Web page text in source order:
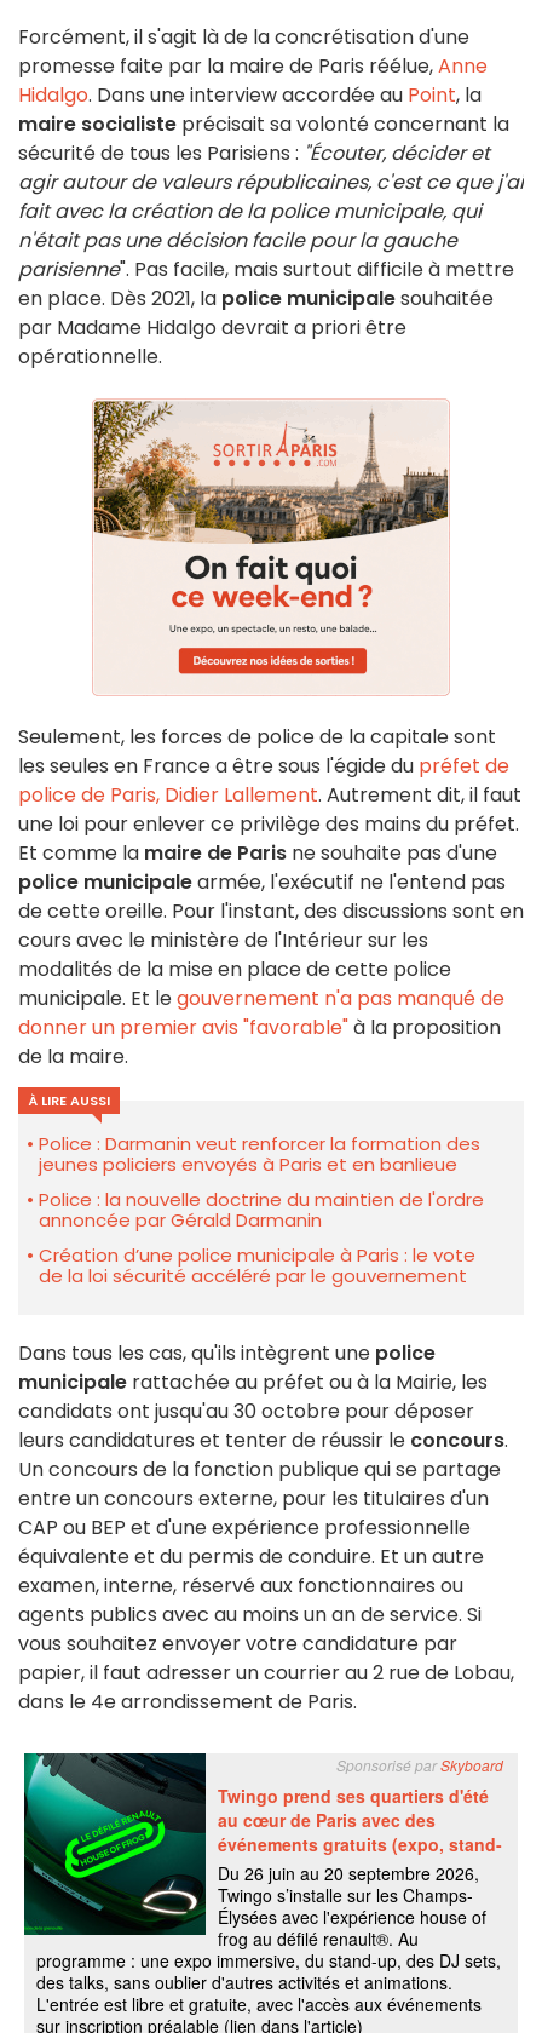
Forcément, il s'agit là de la concrétisation d'une
promesse faite par la maire de Paris réélue,Anne
Hidalgo. Dans une interview accordée au Point, la
maire socialiste précisait sa volonté concernant la
sécurité de tous les Parisiens : "Écouter, décider et
agir autour de valeurs républicaines, c'est ce que j'ai
fait avec la création de la police municipale, qui
n'était pas une décision facile pour la gauche
parisienne". Pas facile, mais surtout difficile à mettre
en place. Dès 2021, la police municipalesouhaitée
par Madame Hidalgo devrait a priori être
opérationnelle.
Seulement, les forces de police de la capitale sont
les seules en France a être sous l'égide du préfet de
police de Paris, Didier Lallement. Autrement dit, il faut
une loi pour enlever ce privilège des mains du préfet.
Et comme la maire de Paris ne souhaite pas d'une
police municipalearmée, l'exécutif ne l'entend pas
de cette oreille. Pour l'instant, des discussions sont en
cours avec le ministère de l'Intérieur sur les
modalités de la mise en place de cette police
municipale. Et legouvernement n'a pas manqué de
donner un premier avis "favorable"à la proposition
de la maire.
À LIRE AUSSI
Police : Darmanin veut renforcer la formation des
jeunes policiers envoyés à Paris et en banlieue
Police : la nouvelle doctrine du maintien de l'ordre
annoncée par Gérald Darmanin
Création d’une police municipale à Paris : le vote
de la loi sécurité accéléré par le gouvernement
Dans tous les cas, qu'ils intègrent une police
municipale rattachée au préfet ou à la Mairie, les
candidats ont jusqu'au 30 octobre pour déposer
leurs candidatures et tenter de réussir le concours.
Un concours de la fonction publique qui se partage
entre un concours externe, pour les titulaires d'un
CAP ou BEP et d'une expérience professionnelle
équivalente et du permis de conduire. Et un autre
examen, interne, réservé aux fonctionnaires ou
agents publics avec au moins un an de service. Si
vous souhaitez envoyer votre candidature par
papier, il faut adresser un courrier au 2 rue de Lobau,
dans le 4e arrondissement de Paris.